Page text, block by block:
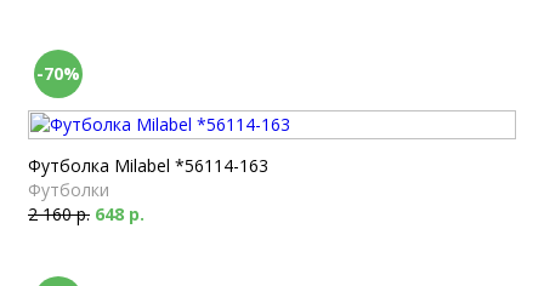
-70%
Футболка Milabel *56114-163
Футболки
2 160 р. 648 р.